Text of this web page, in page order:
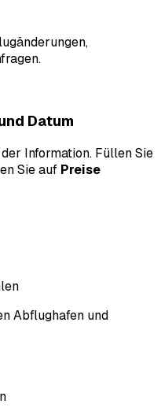
Datum
Information. Füllen Sie
Sie auf Preise
Abflughafen und